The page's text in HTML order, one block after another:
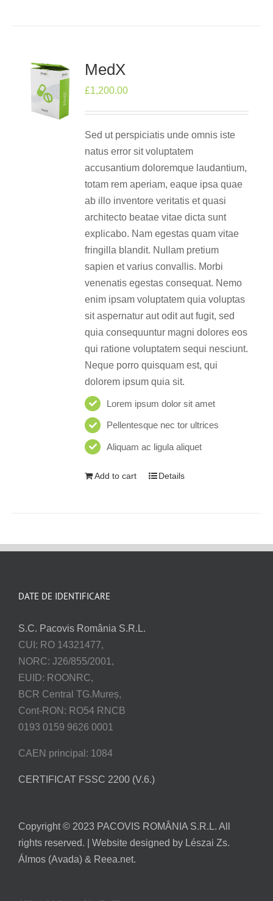
MedX
£1,200.00
Sed ut perspiciatis unde omnis iste
natus error sit voluptatem
accusantium doloremque laudantium,
totam rem aperiam, eaque ipsa quae
ab illo inventore veritatis et quasi
architecto beatae vitae dicta sunt
explicabo. Nam egestas quam vitae
fringilla blandit. Nullam pretium
sapien et varius convallis. Morbi
venenatis egestas consequat. Nemo
enim ipsam voluptatem quia voluptas
sit aspernatur aut odit aut fugit, sed
quia consequuntur magni dolores eos
qui ratione voluptatem sequi nesciunt.
Neque porro quisquam est, qui
dolorem ipsum quia sit.
Lorem ipsum dolor sit amet
Pellentesque nec tor ultrices
Aliquam ac ligula aliquet
Add to cart Details
DATE DE IDENTIFICARE
S.C. Pacovis România S.R.L.
CUI: RO 14321477,
NORC: J26/855/2001,
EUID: ROONRC,
BCR Central TG.Mureș,
Cont-RON: RO54 RNCB
0193 0159 9626 0001
CAEN principal: 1084
CERTIFICAT FSSC 2200 (V.6.)
Copyright © 2023 PACOVIS ROMÂNIA S.R.L. All
rights reserved. | Website designed by Lészai Zs.
Álmos (Avada) & Reea.net.